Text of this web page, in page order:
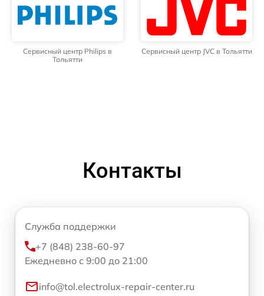
Сервисный центр Philips в
Тольятти
Сервисный центр JVC в Тольятти
Контакты
Служба поддержки
+7 (848) 238-60-97
Ежедневно с 9:00 до 21:00
info@tol.electrolux-repair-center.ru